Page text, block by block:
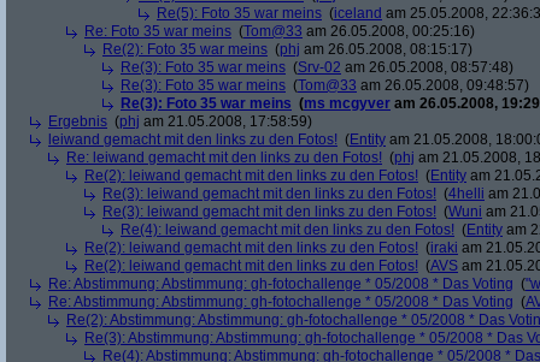
Re(5): Foto 35 war meins (iceland am 25.05.2008,
Re: Foto 35 war meins (Tom@33 am 26.05.2008, 00:25:16)
Re(2): Foto 35 war meins (phj am 26.05.2008, 08:15:17)
Re(3): Foto 35 war meins (Srv-02 am 26.05.2008, 08:57:48)
Re(3): Foto 35 war meins (Tom@33 am 26.05.2008, 09:48:57)
Re(3): Foto 35 war meins (ms mcgyver am 26.05.2008,
Ergebnis (phj am 21.05.2008, 17:58:59)
leiwand gemacht mit den links zu den Fotos! (Entity am 21.05.2008,
Re: leiwand gemacht mit den links zu den Fotos! (phj am 21.05.2008,
Re(2): leiwand gemacht mit den links zu den Fotos! (Entity am
Re(3): leiwand gemacht mit den links zu den Fotos! (4helli am
Re(3): leiwand gemacht mit den links zu den Fotos! (Wuni am
Re(4): leiwand gemacht mit den links zu den Fotos! (Entity am
Re(2): leiwand gemacht mit den links zu den Fotos! (iraki am
Re(2): leiwand gemacht mit den links zu den Fotos! (AVS am
Re: Abstimmung: Abstimmung: gh-fotochallenge * 05/2008 * Das Voting (
Re: Abstimmung: Abstimmung: gh-fotochallenge * 05/2008 * Das Voting (
Re(2): Abstimmung: Abstimmung: gh-fotochallenge * 05/2008 * Das
Re(3): Abstimmung: Abstimmung: gh-fotochallenge * 05/2008 * Das
Re(4): Abstimmung: Abstimmung: gh-fotochallenge * 05/2008 *